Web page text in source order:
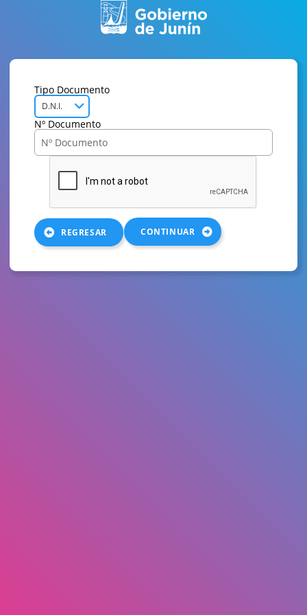
Tipo Documento
D.N.I.
Nº Documento
REGRESAR CONTINUAR